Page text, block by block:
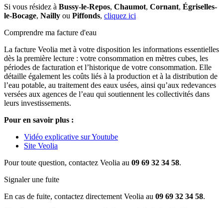
Si vous résidez à Bussy-le-Repos, Chaumot, Cornant, Égriselles-
le-Bocage, Nailly ou Piffonds, cliquez ici
Comprendre ma facture d'eau
La facture Veolia met à votre disposition les informations essentielles
dès la première lecture : votre consommation en mètres cubes, les
périodes de facturation et l’historique de votre consommation. Elle
détaille également les coûts liés à la production et à la distribution de
l’eau potable, au traitement des eaux usées, ainsi qu’aux redevances
versées aux agences de l’eau qui soutiennent les collectivités dans
leurs investissements.
Pour en savoir plus :
Vidéo explicative sur Youtube
Site Veolia
Pour toute question, contactez Veolia au 09 69 32 34 58.
Signaler une fuite
En cas de fuite, contactez directement Veolia au 09 69 32 34 58.